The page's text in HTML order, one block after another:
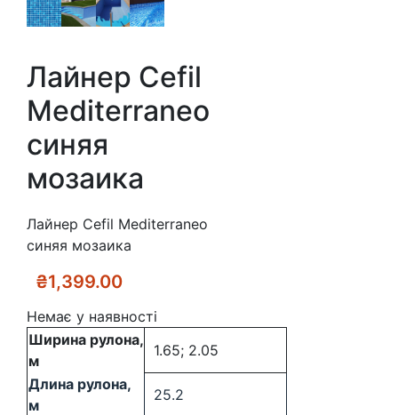
Лайнер Cefil
Mediterraneo
синяя
мозаика
Лайнер Cefil Mediterraneo
синяя мозаика
₴1,399.00
Немає у наявності
Ширина рулона,
м
1.65; 2.05
Длина рулона,
м
25.2